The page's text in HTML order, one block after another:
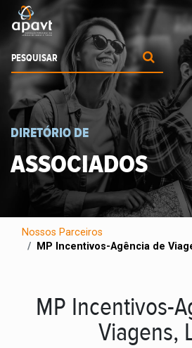
a expandir os seus negócios
DIRETÓRIO DE
ASSOCIADOS
Nossos Parceiros
MP Incentivos-Agência de
MP Incentivos-
Viagens,